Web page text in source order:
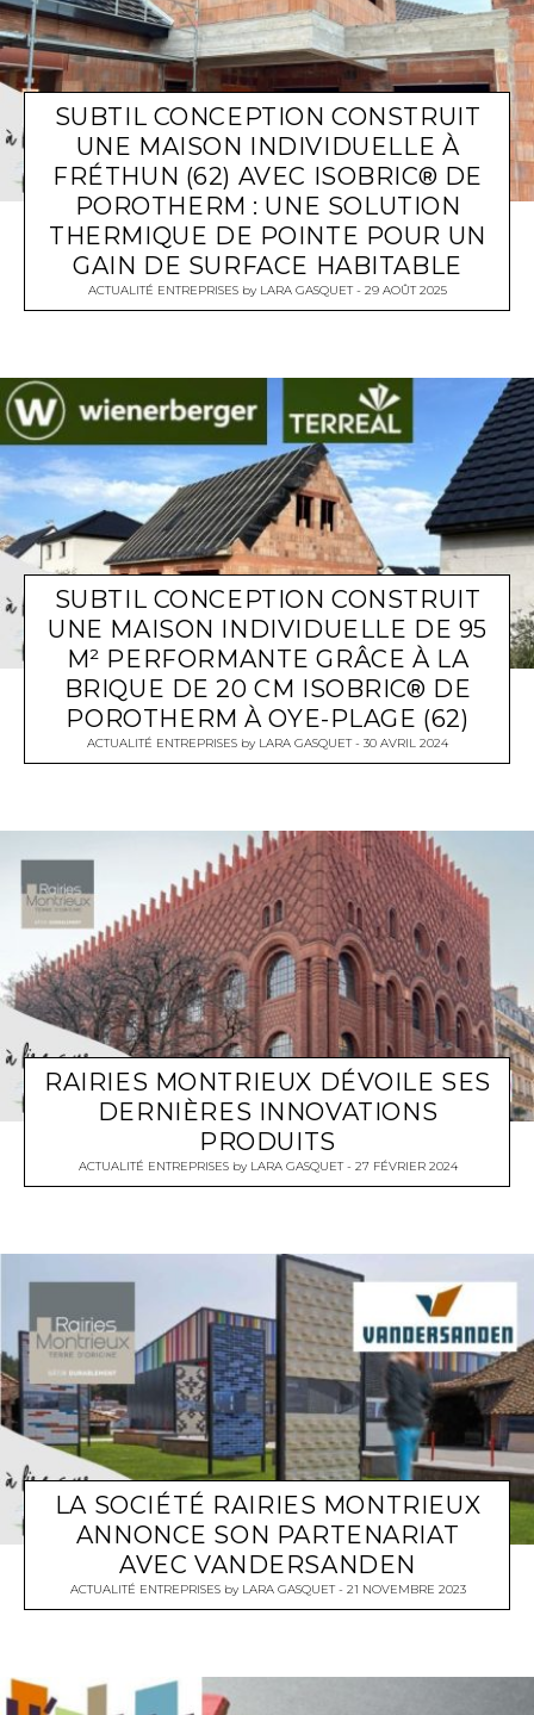
SUBTIL CONCEPTION CONSTRUIT
UNE MAISON INDIVIDUELLE À
FRÉTHUN (62) AVEC ISOBRIC® DE
POROTHERM : UNE SOLUTION
THERMIQUE DE POINTE POUR UN
GAIN DE SURFACE HABITABLE
ACTUALITÉ ENTREPRISES by LARA GASQUET 29 AOÛT 2025
SUBTIL CONCEPTION CONSTRUIT
UNE MAISON INDIVIDUELLE DE 95
M² PERFORMANTE GRÂCE À LA
BRIQUE DE 20 CM ISOBRIC® DE
POROTHERM À OYE-PLAGE (62)
ACTUALITÉ ENTREPRISES by LARA GASQUET 30 AVRIL 2024
RAIRIES MONTRIEUX DÉVOILE SES
DERNIÈRES INNOVATIONS
PRODUITS
ACTUALITÉ ENTREPRISESby LARA GASQUET 27 FÉVRIER 2024
LA SOCIÉTÉ RAIRIES MONTRIEUX
ANNONCE SON PARTENARIAT
AVEC VANDERSANDEN
ACTUALITÉ ENTREPRISESby LARA GASQUET 21 NOVEMBRE 2023